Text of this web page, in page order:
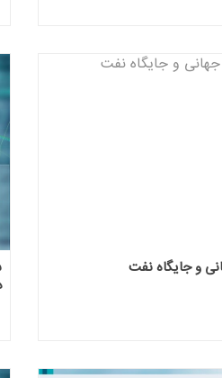
و جایگاه نفت
دوره پیش بینی تغییرات
پنجشنبه